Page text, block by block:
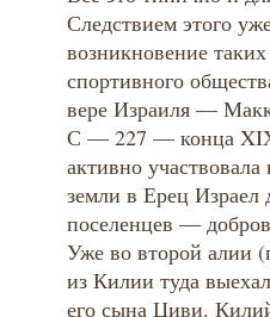
Следствием этого
возникновение
спортивного
вере Израиля —
С — 227 — конца
активно
земли в Ерец Израел
поселенцев —
Уже во второй алии
из Килии туда
его сына Циви.